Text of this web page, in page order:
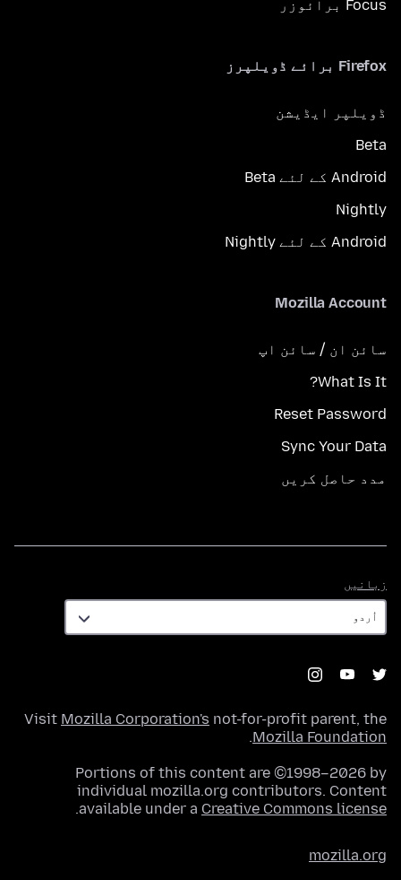
Focus برائوزر
Firefox برائے ڈویلپرز
ڈویلپر ایڈیشن
Beta
Android کے لئے Beta
Nightly
Android کے لئے Nightly
Mozilla Account
سائن ان / سائن اپ
What Is It?
Reset Password
Sync Your Data
مدد حاصل کریں
زبانیں
Visit Mozilla Corporation's not-for-profit parent, the
Mozilla Foundation
.
Portions of this content are ©1998–2026 by
individual mozilla.org contributors. Content
available under a Creative Commons license
.
mozilla.org